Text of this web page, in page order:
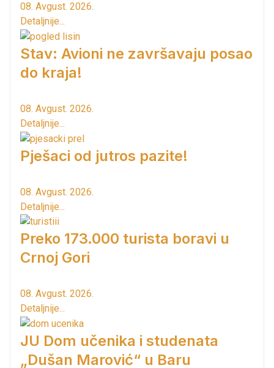
08. Avgust. 2026.
Detaljnije...
Stav: Avioni ne završavaju posao
do kraja!
08. Avgust. 2026.
Detaljnije...
Pješaci od jutros pazite!
08. Avgust. 2026.
Detaljnije...
Preko 173.000 turista boravi u
Crnoj Gori
08. Avgust. 2026.
Detaljnije...
JU Dom učenika i studenata
„Dušan Marović“ u Baru